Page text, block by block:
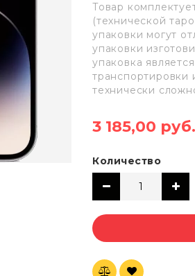
Товар
(технической
упаковки могут
упаковки
упаковка
транспортировки
технически
3 185,00 руб.
Количество